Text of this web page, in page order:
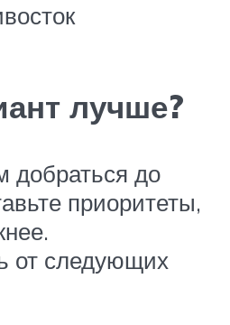
лучше?
добраться до
приоритеты,
от следующих